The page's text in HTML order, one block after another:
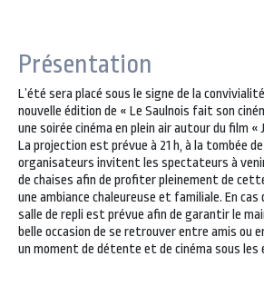
Présentation
L’été sera placé sous le signe de la
nouvelle édition de « Le Saulnois fait son
une soirée cinéma en plein air autour du film «
La projection est prévue à 21 h, à la tombée
organisateurs invitent les spectateurs à
de chaises afin de profiter pleinement de
une ambiance chaleureuse et familiale. En
salle de repli est prévue afin de garantir le
belle occasion de se retrouver entre amis ou
un moment de détente et de cinéma sous les